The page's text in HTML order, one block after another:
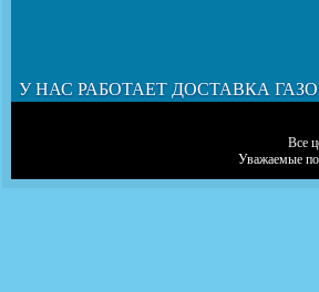
У НАС РАБОТАЕТ ДОСТАВКА
Все
Уважаемые